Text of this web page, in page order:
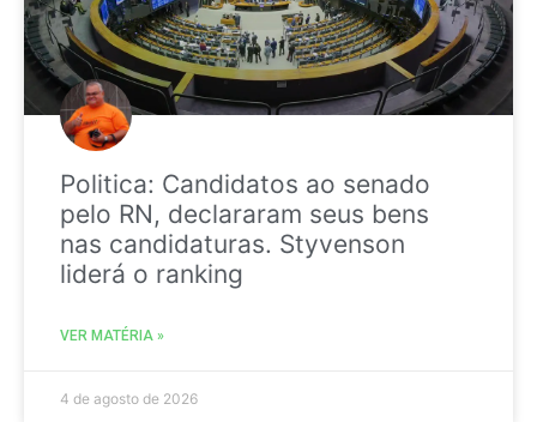
Politica: Candidatos ao senado
pelo RN, declararam seus bens
nas candidaturas. Styvenson
liderá o ranking
VER MATÉRIA »
4 de agosto de 2026